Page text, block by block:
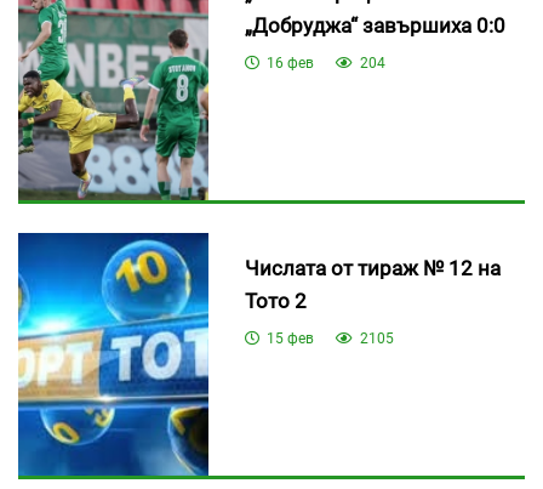
„Добруджа“ завършиха 0:0
16 фев 204
Числата от тираж № 12 на
Тото 2
15 фев 2105